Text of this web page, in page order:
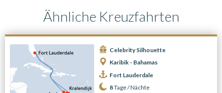
Ähnliche Kreuzfahrten
Celebrity Silhouette
Karibik - Bahamas
Fort Lauderdale
8Tage /Nächte